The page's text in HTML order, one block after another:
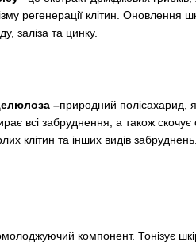
регенерації клітин. Оновлення
заліза та цинку.
–природний полісахарид,
всі забруднення, а також
клітин та інших видів забруднень.
компонент. Тонізує